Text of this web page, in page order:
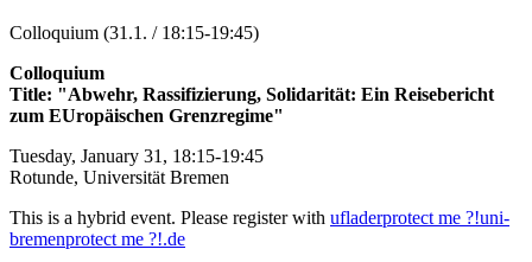
Colloquium (31.1. / 18:15-19:45)
Colloquium
Title: "Abwehr, Rassifizierung, Solidarität: Ein Reisebericht
zum EUropäischen Grenzregime"
Tuesday, January 31, 18:15-19:45
Rotunde, Universität Bremen
This is a hybrid event. Please register with ufladerprotect me ?!uni-
bremenprotect me ?!.de